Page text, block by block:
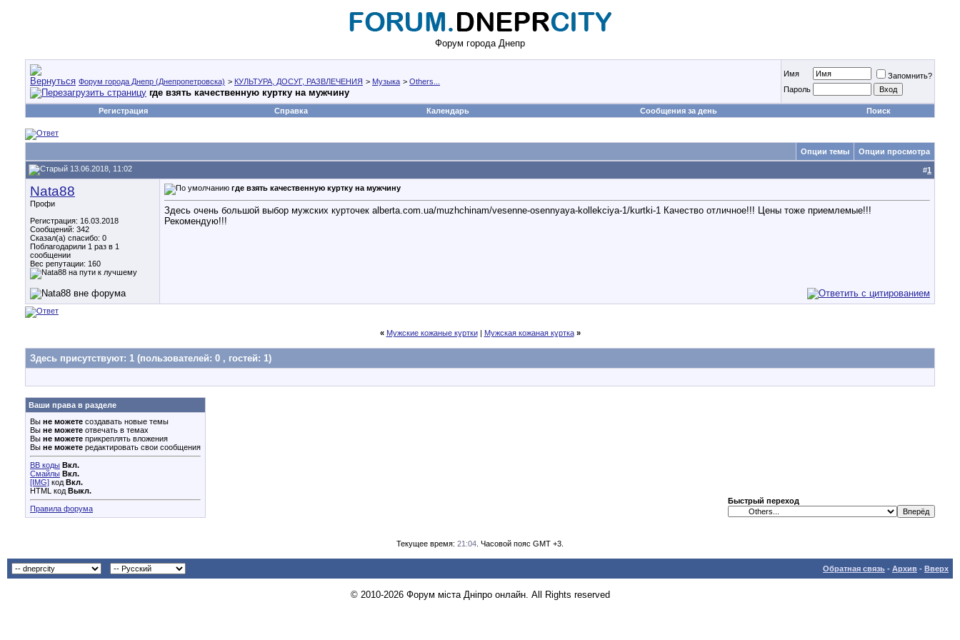
Форум города Днепр
Форум города Днепр (Днепропетровска) > КУЛЬТУРА, ДОСУГ, РАЗВЛЕЧЕНИЯ > Музыка > Others...
где взять качественную куртку на мужчину
Имя
Запомнить?
Пароль
Регистрация Справка Календарь Сообщения за день Поиск
Опции темы
Опции просмотра
13.06.2018, 11:02
#1
Nata88
Профи
Регистрация: 16.03.2018
Сообщений: 342
Сказал(а) спасибо: 0
Поблагодарили 1 раз в 1
сообщении
Вес репутации: 160
где взять качественную куртку на мужчину
Здесь очень большой выбор мужских курточек alberta.com.ua/muzhchinam/vesenne-osennyaya-kollekciya-1/kurtki-1 Качество отличное!!! Цены тоже приемлемые!!!
Рекомендую!!!
« Мужские кожаные куртки| Мужская кожаная куртка »
Здесь присутствуют: 1 (пользователей: 0 , гостей: 1)
Ваши права в разделе
Вы не можете создавать новые темы
Вы не можете отвечать в темах
Вы не можете прикреплять вложения
Вы не можете редактировать свои сообщения
BB коды Вкл.
Смайлы Вкл.
[IMG] код Вкл.
HTML код Выкл.
Правила форума
Быстрый переход
Текущее время: 21:04 . Часовой пояс GMT +3.
Обратная связь - Архив - Вверх
© 2010-2026 Форум міста Дніпро онлайн. All Rights reserved